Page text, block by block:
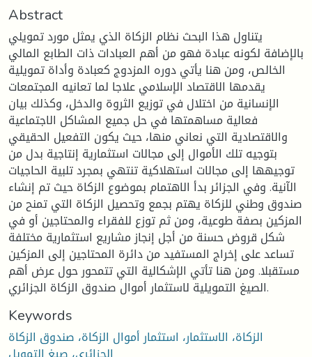
Abstract
يتناول هذا البحث نظام الزكاة الذي يمثل مورد تمويلي
بالإضافة لكونه عبادة فهو من أهم العبادات ذات الطابع المالي
الخالص، ومن هنا يأتي دوره المزدوج كعبادة وأداة تمويلية
يقدمها الاقتصاد الإسلامي علاجا لما تعانيه المجتمعات
الإنسانية من اختلال في توزيع الثروة والدخل، وكذلك بيان
فعالية مساهمتها في حل جميع المشاكل الاجتماعية
والاقتصادية التي نعاني منها، حيث يكون التفعيل الحقيقي
بتوجيه تلك الأموال إلى مجالات استثمارية إنتاجية بدل من
توجيهها إلى مجالات استهلاكية تنتهي بمجرد تلبية الحاجيات
الآنية. وفي الجزائر بدأ الاهتمام بموضوع الزكاة حيث تم إنشاء
صندوق وطني للزكاة يهتم بجمع وتحصيل الزكاة التي تمنح من
المزكين بصفة طوعية، ومن ثم توزع للفقراء والمحتاجين أو في
شكل قروض حسنة من أجل إنجاز مشاريع استثمارية مختلفة
تساعد على إخراج المستفيد من دائرة المحتاجين إلى المزكين
مستقبلا. ومن هنا تأتي الإشكالية التي تتمحور حول عرض أهم
الصيغ التمويلية لاستثمار أموال صندوق الزكاة الجزائري.
Keywords
الزكاة، الاستثمار، استثمار أموال الزكاة، صندوق الزكاة